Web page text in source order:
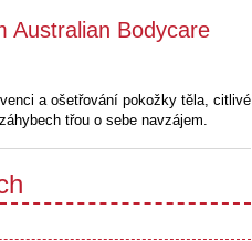
Australian Bodycare
a ošetřování pokožky těla, citlivé
třou o sebe navzájem.